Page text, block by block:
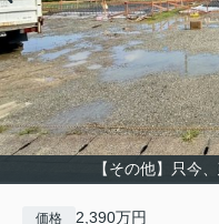
【その他】只今
価格 2,390万円